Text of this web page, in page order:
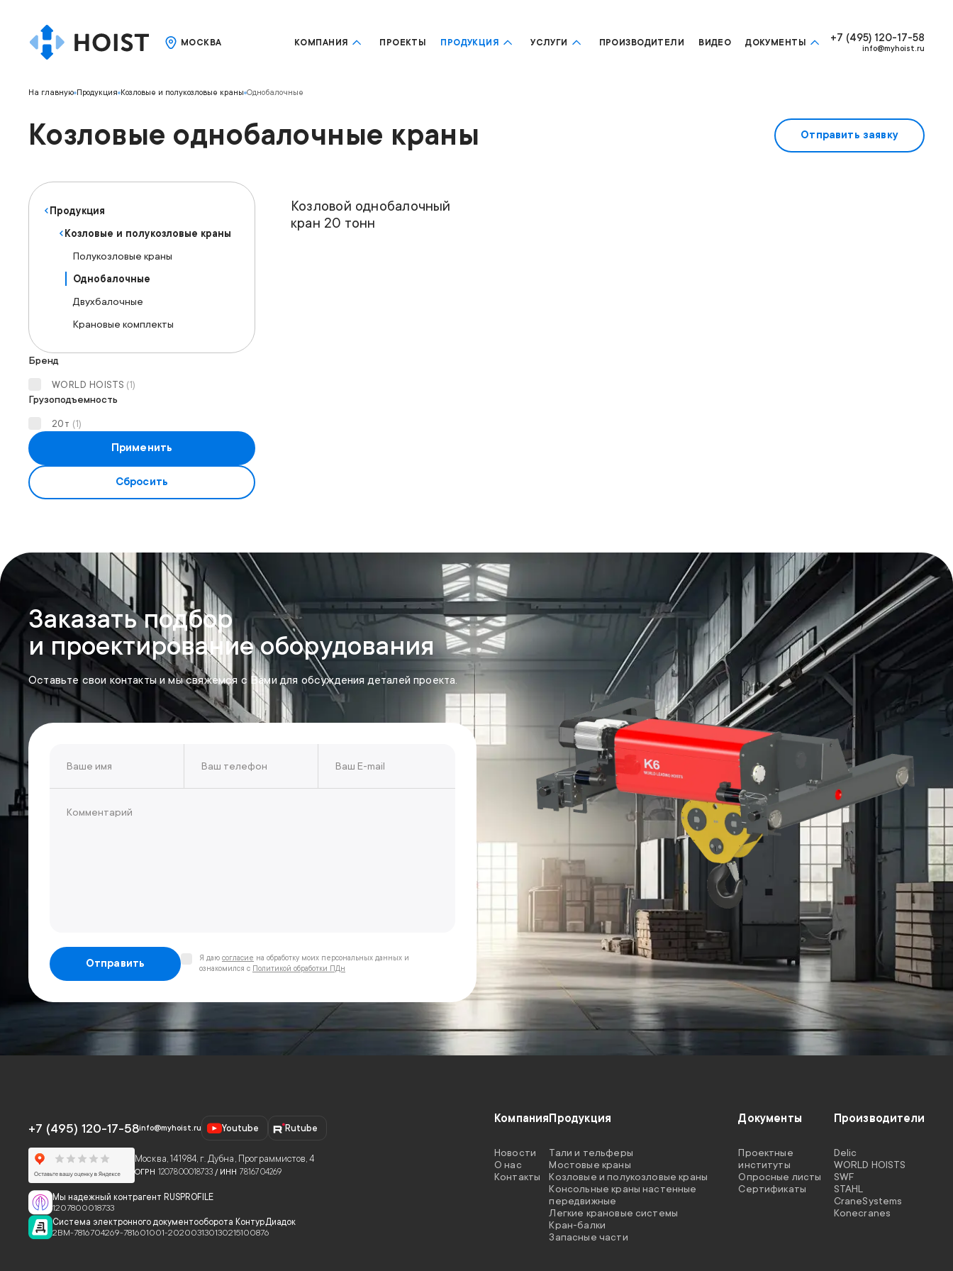
МОСКВА КОМПАНИЯ ПРОЕКТЫ ПРОДУКЦИЯ УСЛУГИ ПРОИЗВОДИТЕЛИ ВИДЕО ДОКУМЕНТЫ +7 (495) 120-17-58
info@myhoist.ru
На главную Продукция Козловые и полукозловые краны Однобалочные
Козловые однобалочные краны Отправить заявку
Продукция
Козловые и полукозловые краны
Полукозловые краны
Однобалочные
Двухбалочные
Крановые комплекты
Бренд
WORLD HOISTS (1)
Грузоподъемность
20т (1)
Применить
Сбросить
Козловой однобалочный
кран 20 тонн
Заказать подбор
и проектирование оборудования
Оставьте свои контакты и мы свяжемся с Вами для обсуждения деталей проекта.
Отправить Я даю согласие на обработку моих персональных данных и
ознакомился с Политикой обработки ПДн
+7 (495) 120-17-58info@myhoist.ru Youtube Rutube
Москва 141984, г. Дубна, Программистов, 4
ОГРН 1207800018733/ ИНН 7816704269
Мы надежный контрагент RUSPROFILE
1207800018733
Система электронного документооборота Контур.Диадок
2BM-7816704269-781601001-202003130130215100876
Компания
Новости
O нас
Контакты
Продукция
Тали и тельферы
Мостовые краны
Козловые и полукозловые краны
Консольные краны настенные
передвижные
Легкие крановые системы
Кран-балки
Запасные части
Документы
Проектные
институты
Опросные листы
Сертификаты
Производители
Delic
WORLD HOISTS
SWF
STAHL
CraneSystems
Konecranes